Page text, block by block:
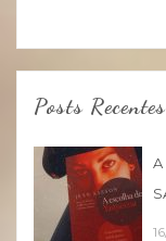
Posts Recentes
A